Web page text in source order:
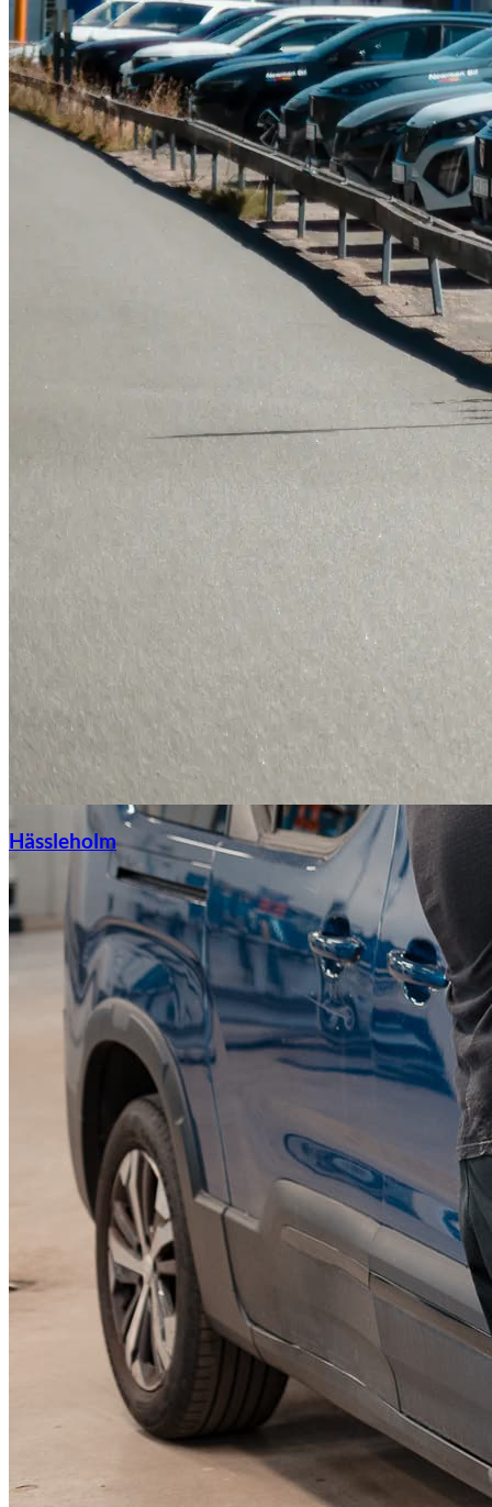
Leapmotor
KGM Pickups
Fordonstyp
PickupTransportbilPersonbil
Visa alla fordon
Tillbehör & reservdelar
Hässleholm